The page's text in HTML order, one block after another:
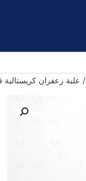
/ علبة زعفران كريستالية قاعدة